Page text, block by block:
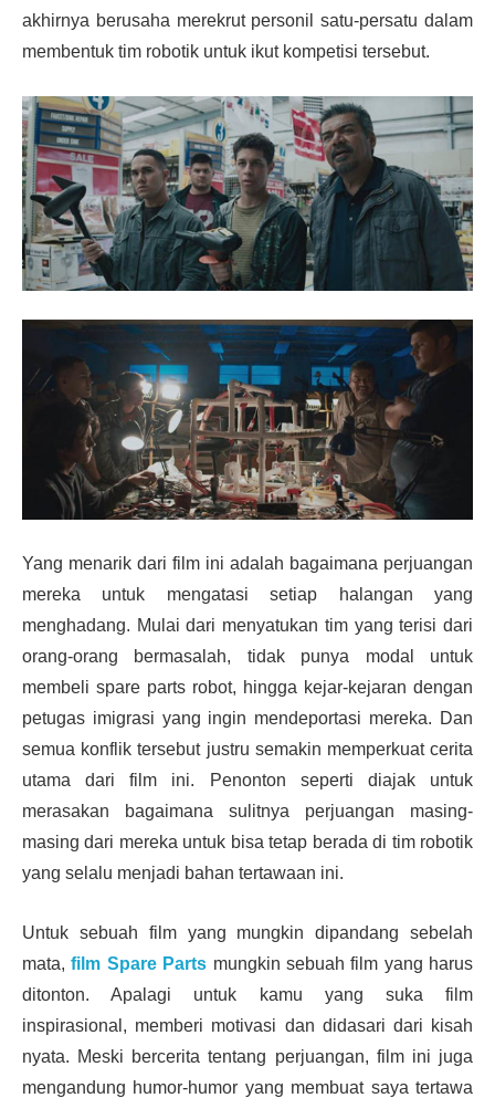
akhirnya berusaha merekrut personil satu-persatu dalam
membentuk tim robotik untuk ikut kompetisi tersebut.
Yang menarik dari film ini adalah bagaimana perjuangan
mereka untuk mengatasi setiap halangan yang
menghadang. Mulai dari menyatukan tim yang terisi dari
orang-orang bermasalah, tidak punya modal untuk
membeli spare parts robot, hingga kejar-kejaran dengan
petugas imigrasi yang ingin mendeportasi mereka. Dan
semua konflik tersebut justru semakin memperkuat cerita
utama dari film ini. Penonton seperti diajak untuk
merasakan bagaimana sulitnya perjuangan masing-
masing dari mereka untuk bisa tetap berada di tim robotik
yang selalu menjadi bahan tertawaan ini.
Untuk sebuah film yang mungkin dipandang sebelah
mata,film Spare Parts mungkin sebuah film yang harus
ditonton. Apalagi untuk kamu yang suka film
inspirasional, memberi motivasi dan didasari dari kisah
nyata. Meski bercerita tentang perjuangan, film ini juga
mengandung humor-humor yang membuat saya tertawa